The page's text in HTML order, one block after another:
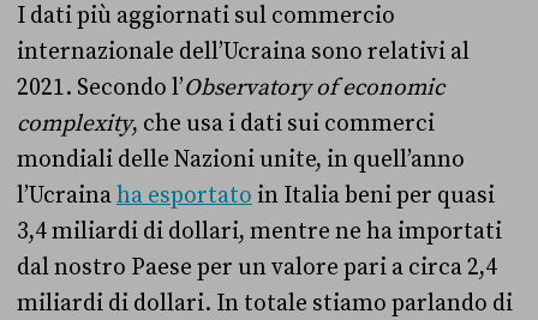
I dati più aggiornati sul commercio
internazionale dell’Ucraina sono relativi al
2021. Secondo l’Observatory of economic
complexity, che usa i dati sui commerci
mondiali delle Nazioni unite, in quell’anno
l’Ucrainaha esportato in Italia beni per quasi
3,4 miliardi di dollari, mentre ne ha importati
dal nostro Paese per un valore pari a circa 2,4
miliardi di dollari. In totale stiamo parlando di